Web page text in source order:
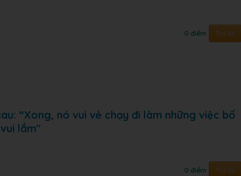
0 điểm Trả lời
“Xong, nó vui vẻ chạy đi làm những việc bố
lắm"
0 điểm Trả lời